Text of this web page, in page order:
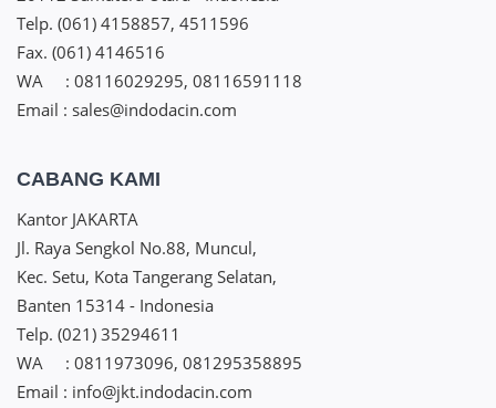
Telp. (061) 4158857, 4511596
Fax. (061) 4146516
WA : 08116029295, 08116591118
Email : sales@indodacin.com
CABANG KAMI
Kantor JAKARTA
Jl. Raya Sengkol No.88, Muncul,
Kec. Setu, Kota Tangerang Selatan,
Banten 15314 - Indonesia
Telp. (021) 35294611
WA : 0811973096, 081295358895
Email : info@jkt.indodacin.com